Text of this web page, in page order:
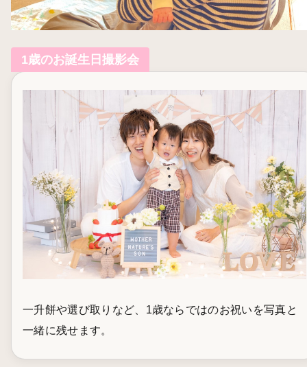
1歳のお誕生日撮影会
一升餅や選び取りなど、1歳ならではのお祝いを写真と
一緒に残せます。